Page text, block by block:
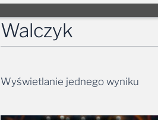
Walczyk
Wyświetlanie jednego wyniku